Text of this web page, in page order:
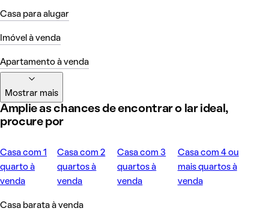
Casa para alugar
Imóvel à venda
Apartamento à venda
Mostrar mais
Amplie as chances de encontrar o lar ideal,
procure por
Casa com 1
quarto à
venda
Casa com 2
quartos à
venda
Casa com 3
quartos à
venda
Casa com 4 ou
mais quartos à
venda
Casa barata à venda